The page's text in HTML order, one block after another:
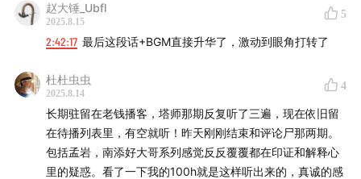
赵大锤_Ubfl
2025.8.15
5
2:42:17 最后这段话+BGM直接升华了，激动到眼角打转了
杜杜虫虫
2025.8.14
4
长期驻留在老钱播客，塔师那期反复听了三遍，现在依旧留
在待播列表里，有空就听！昨天刚刚结束和评论尸那两期。
包括孟岩，南添好大哥系列感觉反反覆覆都在印证和解释心
里的疑惑。看了一下我的100h就是这样听出来的，真诚的感